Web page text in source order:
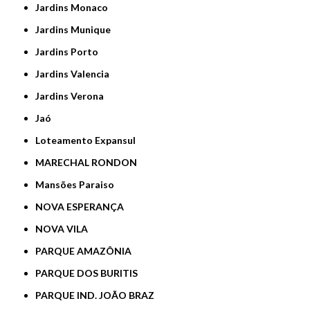
Jardins Monaco
Jardins Munique
Jardins Porto
Jardins Valencia
Jardins Verona
Jaó
Loteamento Expansul
MARECHAL RONDON
Mansões Paraiso
NOVA ESPERANÇA
NOVA VILA
PARQUE AMAZÔNIA
PARQUE DOS BURITIS
PARQUE IND. JOÃO BRAZ